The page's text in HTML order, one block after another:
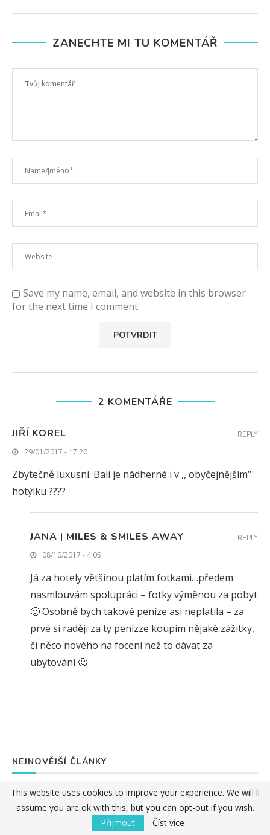
ZANECHTE MI TU KOMENTÁŘ
Save my name, email, and website in this browser
for the next time I comment.
2 KOMENTÁŘE
JIŘÍ KOREL
29/01/2017 - 17:20
Zbytečně luxusní. Bali je nádherné i v ,, obyčejnějším“
hotýlku ????
REPLY
JANA | MILES & SMILES AWAY
08/10/2017 - 4:05
Já za hotely většinou platím fotkami…předem
nasmlouvám spolupráci – fotky výměnou za pobyt
🙂 Osobně bych takové peníze asi neplatila – za
prvé si raději za ty penízze koupím nějaké zážitky,
či něco nového na focení než to dávat za
ubytování 🙂
REPLY
NEJNOVĚJŠÍ ČLÁNKY
This website uses cookies to improve your experience. We will ll
assume you are ok with this, but you can opt-out if you wish.
Přijmout
Číst více